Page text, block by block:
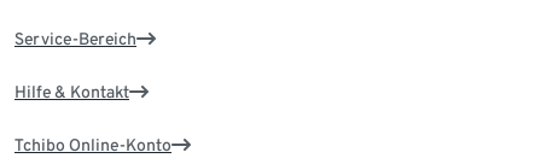
Service-Bereich
Hilfe & Kontakt
Tchibo Online-Konto